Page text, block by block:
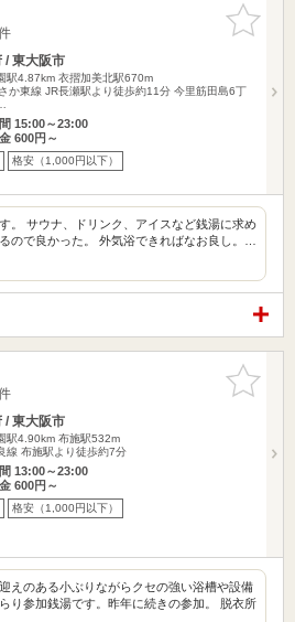
お気に入
りに追加
/ 東大阪市
駅4.87km 衣摺加美北駅670m
か東線 JR長瀬駅より徒歩約11分 今里筋田島6丁
15:00～23:00
600円～
格安（1,000円以下）
。 サウナ、ドリンク、アイスなど銭湯に求め
ので良かった。 外気浴できればなお良し。…
お気に入
りに追加
/ 東大阪市
駅4.90km 布施駅532m
線 布施駅より徒歩約7分
13:00～23:00
600円～
格安（1,000円以下）
えのある小ぶりながらクセの強い浴槽や設備
り参加銭湯です。昨年に続きの参加。 脱衣所